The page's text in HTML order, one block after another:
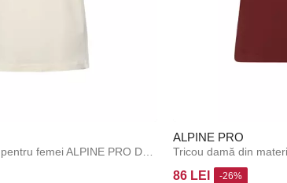
Tricou din bumbac pentru femei ALPINE PRO DORGA crem variantă pb
ALPINE PRO
86 LEI -26%